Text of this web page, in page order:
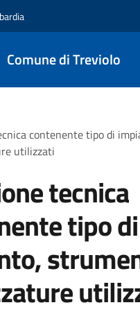
Comune di Treviolo
di pane
contenente tipo di
utilizzati
tecnica
tipo di